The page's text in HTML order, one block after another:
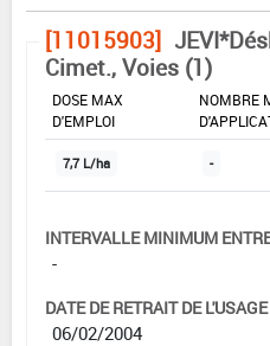
[11015903]
Cimet., Voies (1)
DOSE MAX
D'EMPLOI
NOMBRE
7,7 L/ha -
INTERVALLE MINIMUM
-
DATE DE RETRAIT DE
06/02/2004